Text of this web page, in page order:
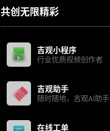
共创无限精彩
吉观小程序
行业优质视频创作者
吉观助手
随时随地，吉观AI助手
在线工单